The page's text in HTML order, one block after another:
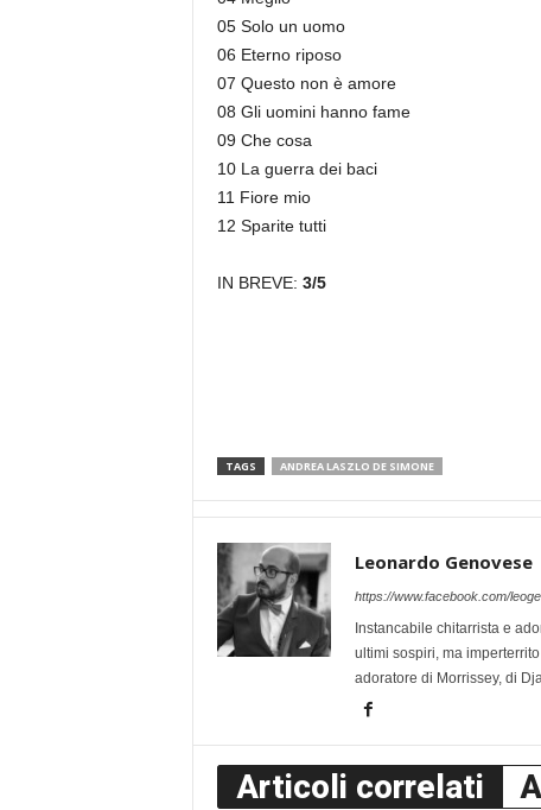
05 Solo un uomo
06 Eterno riposo
07 Questo non è amore
08 Gli uomini hanno fame
09 Che cosa
10 La guerra dei baci
11 Fiore mio
12 Sparite tutti
IN BREVE: 3/5
TAGS ANDREA LASZLO DE SIMONE
Leonardo Genovese
https://www.facebook.com/
Instancabile chitarrista e
ultimi sospiri, ma
adoratore di Morrissey, di
Articoli correlati